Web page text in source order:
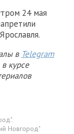
24 мая
в Telegram
курсе
Новгород"